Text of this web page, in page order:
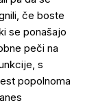
če boste
se ponašajo
peči na
s
popolnoma